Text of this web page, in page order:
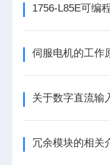
伺服电机的工作
冗余模块的相关